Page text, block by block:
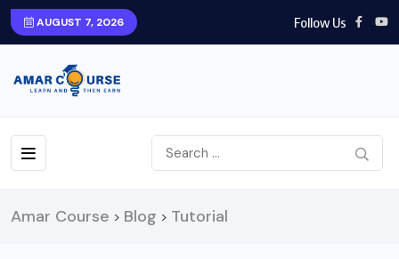
AUGUST 7, 2026 Follow Us
Amar Course > Blog > Tutorial